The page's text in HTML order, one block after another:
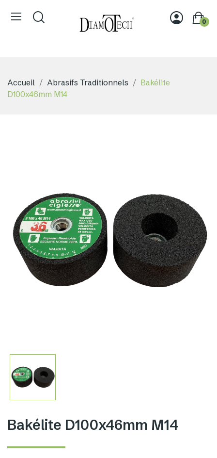
0
Accueil Abrasifs Traditionnels
Bakélite
D100x46mm M14
Bakélite D100x46mm M14